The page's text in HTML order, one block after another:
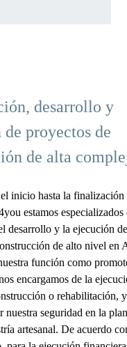
desarrollo y
proyectos de
de alta
inicio hasta la finalización
estamos especializados
desarrollo y la ejecución de
de alto nivel en
función como
encargamos de la
o rehabilitación, y
nuestra seguridad en la
artesanal. De acuerdo